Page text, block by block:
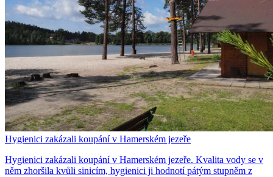
Hygienici zakázali koupání v Hamerském jezeře
Hygienici zakázali koupání v Hamerském jezeře. Kvalita vody se v
něm zhoršila kvůli sinicím, hygienici ji hodnotí pátým stupněm z